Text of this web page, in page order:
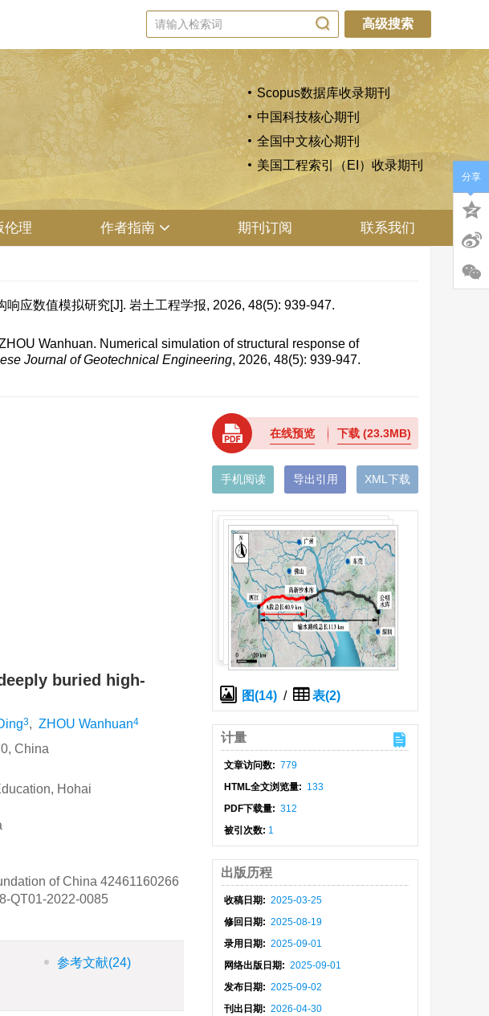
高级搜索
Scopus数据库收录期刊
中国科技核心期刊
全国中文核心期刊
美国工程索引（EI）收录期刊
伦理 作者指南 期刊订阅 联系我们
应数值模拟研究[J]. 岩土工程学报, 2026, 48(5): 939-947.
Wanhuan. Numerical simulation of structural response of
Journal of Geotechnical Engineering, 2026, 48(5): 939-947.
buried high-
3, ZHOU Wanhuan4
China
Hohai
of China 42461160266
QT01-2022-0085
参考文献(24)
在线预览 下载(23.3MB)
手机阅读 导出引用 XML下载
图(14) / 表(2)
计量
文章访问数: 779
HTML全文浏览量: 133
PDF下载量: 312
被引次数: 1
出版历程
收稿日期: 2025-03-25
修回日期: 2025-08-19
录用日期: 2025-09-01
网络出版日期: 2025-09-01
发布日期: 2025-09-02
刊出日期: 2026-04-30
分享